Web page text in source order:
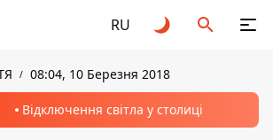
RU
08:04, 10 Березня 2018
Відключення світла у столиці